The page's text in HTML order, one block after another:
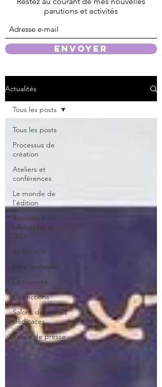
parutions et activités
Envoyer
Actualités
Tous les posts
Processus de
création
Ateliers et
conférences
Le monde de
l'édition
Résidence en
bibliothèque
2021
En librairie
Livre jeunesse
En tournée
Distinctions
Salons du livre et
dédicaces
Revue de presse
Tous les posts